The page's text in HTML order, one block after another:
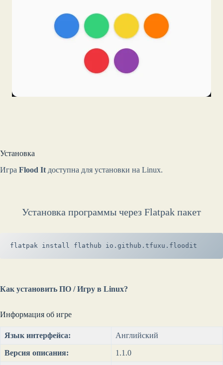
Установка
Игра Flood It доступна для установки на Linux.
Установка программы через Flatpak пакет
flatpak install flathub io.github.tfuxu.floodit
Как установить ПО / Игру в Linux?
Информация об игре
Язык интерфейса: Английский
Версия описания: 1.1.0